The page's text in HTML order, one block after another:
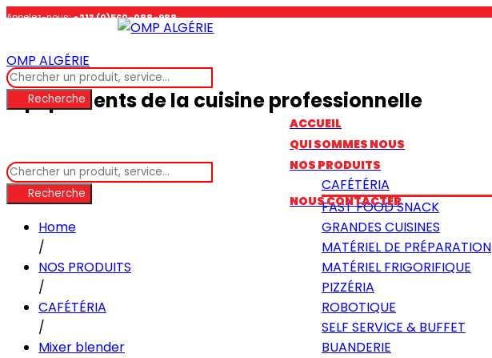
Appelez-nous:+213 (0)560-088-988
Suivez-nous :
OMP ALGÉRIE
Équipements de la cuisine professionnelle
Recherche
ACCUEIL
QUI SOMMES NOUS
NOS PRODUITS
CAFÉTÉRIA
FAST FOOD SNACK
GRANDES CUISINES
MATÉRIEL DE PRÉPARATION
MATÉRIEL FRIGORIFIQUE
PIZZÉRIA
ROBOTIQUE
SELF SERVICE & BUFFET
BUANDERIE
NOUS CONTACTER
Recherche
Home
/
NOS PRODUITS
/
CAFÉTÉRIA
/
Mixer blender